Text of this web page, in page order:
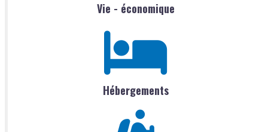
Vie - économique
Hébergements